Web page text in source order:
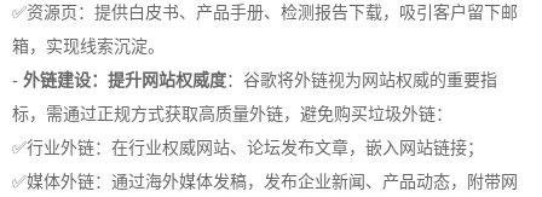
✅资源页：提供白皮书、产品手册、检测报告下载，吸引客户留下邮
箱，实现线索沉淀。
- 外链建设：提升网站权威度：谷歌将外链视为网站权威的重要指
标，需通过正规方式获取高质量外链，避免购买垃圾外链：
✅行业外链：在行业权威网站、论坛发布文章，嵌入网站链接；
✅媒体外链：通过海外媒体发稿，发布企业新闻、产品动态，附带网